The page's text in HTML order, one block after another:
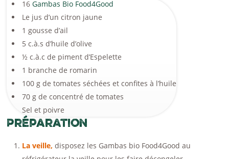
16Gambas Bio Food4Good
Le jus d’un citron jaune
1 gousse d’ail
5 c.à.s d’huile d’olive
½ c.à.c de piment d’Espelette
1 branche de romarin
100 g de tomates séchées et confites à l’huile
70 g de concentré de tomates
Sel et poivre
Préparation
La veille,disposez les Gambas bio Food4Good au